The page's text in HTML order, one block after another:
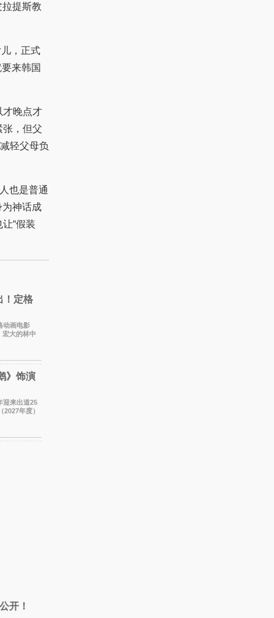
提斯教
，正式
来韩国
晚点才
张，但父
轻父母负
也是普通
为神话成
“假装
！定格
画电影
宏大的林中
片由特
》饰演
来出道25
年度）
的生
开！